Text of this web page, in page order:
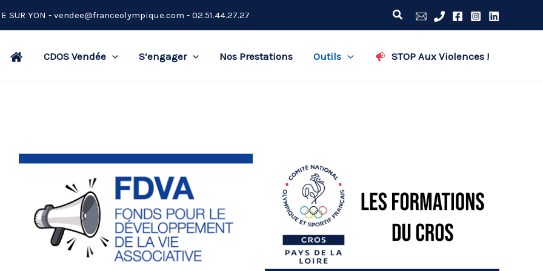
SUR YON - vendee@franceolympique.com - 02.51.44.27.27 Rechercher
CDOS Vendée S’engager Nos Prestations Outils STOP Aux Violences !